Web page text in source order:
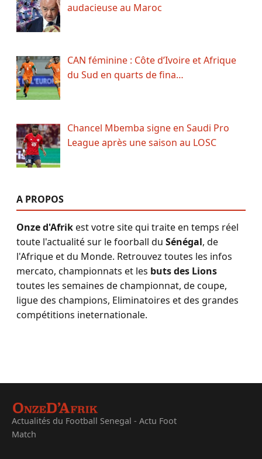
audacieuse au Maroc
CAN féminine : Côte d’Ivoire et Afrique
du Sud en quarts de fina…
Chancel Mbemba signe en Saudi Pro
League après une saison au LOSC
A PROPOS
Onze d'Afrikest votre site qui traite en temps réel
toute l'actualité sur le foorball du Sénégal, de
l'Afrique et du Monde. Retrouvez toutes les infos
mercato, championnats et les buts des Lions
toutes les semaines de championnat, de coupe,
ligue des champions, Eliminatoires et des grandes
compétitions ineternationale.
Actualités du Football Senegal - Actu Foot
Match